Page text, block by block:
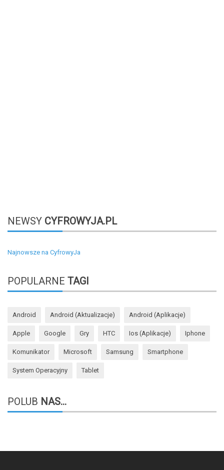
NEWSY CYFROWYJA.PL
Najnowsze na CyfrowyJa
POPULARNE TAGI
Android Android (aktualizacje) Android (aplikacje)
Apple Google Gry HTC Ios (aplikacje) Iphone
Komunikator Microsoft Samsung Smartphone
System Operacyjny Tablet
POLUB NAS...